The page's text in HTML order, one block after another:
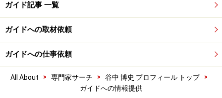
ガイド記事 一覧
ガイドへの取材依頼
ガイドへの仕事依頼
All About > 専門家サーチ > 谷中 博史 プロフィール トップ
>
ガイドへの情報提供